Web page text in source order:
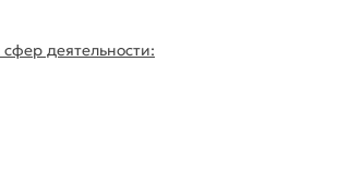
деятельности: